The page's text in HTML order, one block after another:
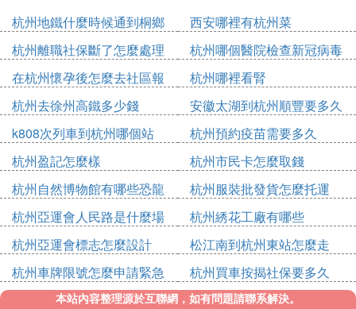
杭州地鐵什麼時候通到桐鄉
西安哪裡有杭州菜
杭州離職社保斷了怎麼處理
杭州哪個醫院檢查新冠病毒
在杭州懷孕後怎麼去社區報
備
杭州哪裡看腎
杭州去徐州高鐵多少錢
安徽太湖到杭州順豐要多久
k808次列車到杭州哪個站
杭州預約疫苗需要多久
杭州盈記怎麼樣
杭州市民卡怎麼取錢
杭州自然博物館有哪些恐龍
杭州服裝批發貨怎麼托運
杭州亞運會人民路是什麼場
館
杭州綉花工廠有哪些
杭州亞運會標志怎麼設計
松江南到杭州東站怎麼走
杭州車牌限號怎麼申請緊急
出行
杭州買車按揭社保要多久
本站內容整理源於互聯網，如有問題請聯系解決。